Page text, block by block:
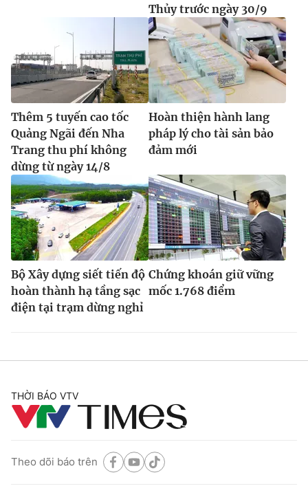
Thủy trước ngày 30/9
Thêm 5 tuyến cao tốc
Quảng Ngãi đến Nha
Trang thu phí không
dừng từ ngày 14/8
Hoàn thiện hành lang
pháp lý cho tài sản bảo
đảm mới
Bộ Xây dựng siết tiến độ
hoàn thành hạ tầng sạc
điện tại trạm dừng nghỉ
Chứng khoán giữ vững
mốc 1.768 điểm
THỜI BÁO VTV
Theo dõi báo trên